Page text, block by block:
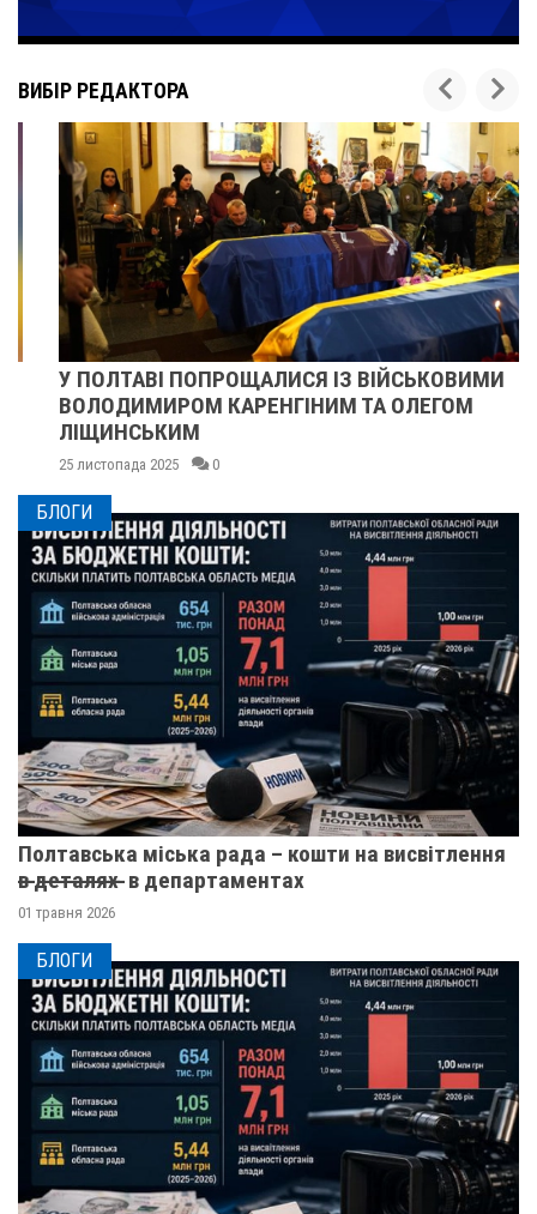
ВИБІР РЕДАКТОРА
У ПОЛТАВІ ПОПРОЩАЛИСЯ ІЗ ВІЙСЬКОВИМИ
ВОЛОДИМИРОМ КАРЕНГІНИМ ТА ОЛЕГОМ
ЛІЩИНСЬКИМ
25 листопада 2025 0
БЛОГИ
Полтавська міська рада – кошти на висвітлення
в̶ ̶д̶е̶т̶а̶л̶я̶х̶ ̶ в департаментах
01 травня 2026
БЛОГИ